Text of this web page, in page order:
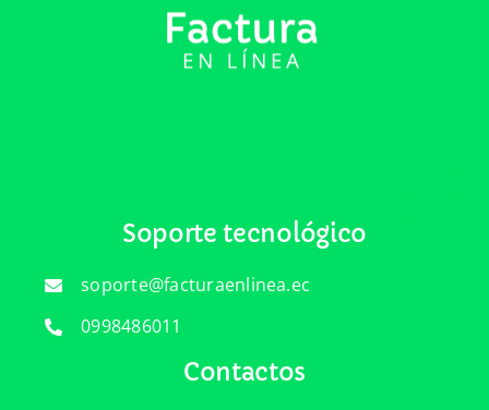
Soporte tecnológico
soporte@facturaenlinea.ec
0998486011
Contactos